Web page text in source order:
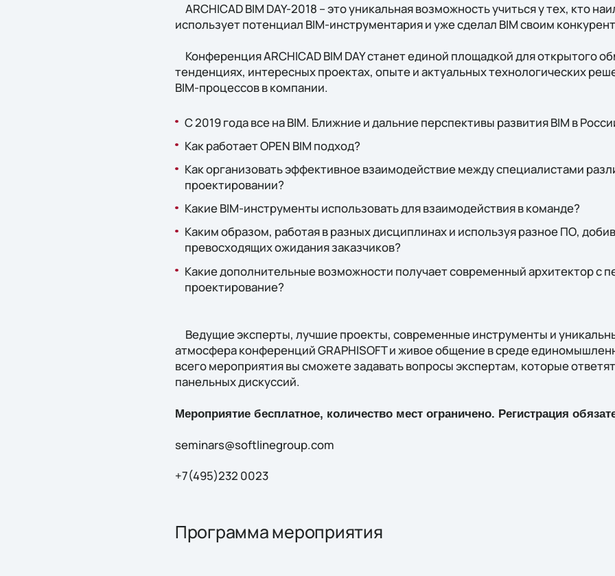
ARCHICAD BIM DAY-2018 – это уникальная возможность учиться у тех, кто
использует потенциал BIM-инструментария и уже сделал BIM своим
Конференция ARCHICAD BIM DAY станет единой площадкой для открытого
тенденциях, интересных проектах, опыте и актуальных технологических
BIM-процессов в компании.
С 2019 года все на BIM. Ближние и дальние перспективы развития BIM в
Как работает OPEN BIM подход?
Как организовать эффективное взаимодействие между специалистами
проектировании?
Какие BIM-инструменты использовать для взаимодействия в команде?
Каким образом, работая в разных дисциплинах и используя разное ПО,
превосходящих ожидания заказчиков?
Какие дополнительные возможности получает современный архитектор с
проектирование?
Ведущие эксперты, лучшие проекты, современные инструменты и
атмосфера конференций GRAPHISOFT и живое общение в среде
всего мероприятия вы сможете задавать вопросы экспертам, которые
панельных дискуссий.
Мероприятие бесплатное, количество мест ограничено. Регистрация
seminars@softlinegroup.com
+7(495)232 0023
Программа мероприятия